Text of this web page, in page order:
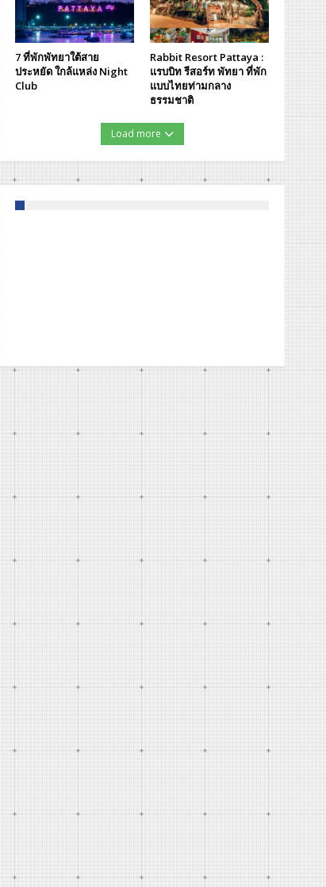
7 ที่พักพัทยาใต้สาย
ประหยัด ใกล้แหล่ง Night
Club
Rabbit Resort Pattaya :
แรบบิท รีสอร์ท พัทยา ที่พัก
แบบไทยท่ามกลาง
ธรรมชาติ
Load more